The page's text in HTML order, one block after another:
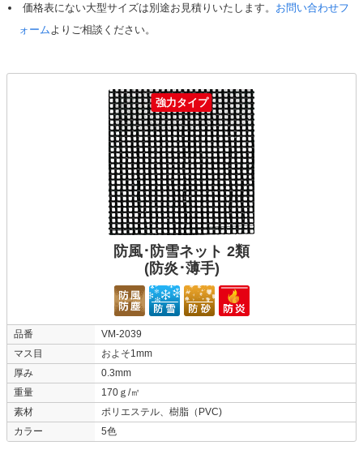
価格表にない大型サイズは別途お見積りいたします。 お問い合わせフ
ォーム よりご相談ください。
強力タイプ
防風･防雪ネット 2類
(防炎･薄手)
品番
VM-2039
マス目
およそ1mm
厚み
0.3mm
重量
170ｇ/㎡
素材
ポリエステル、樹脂（PVC)
カラー
5色